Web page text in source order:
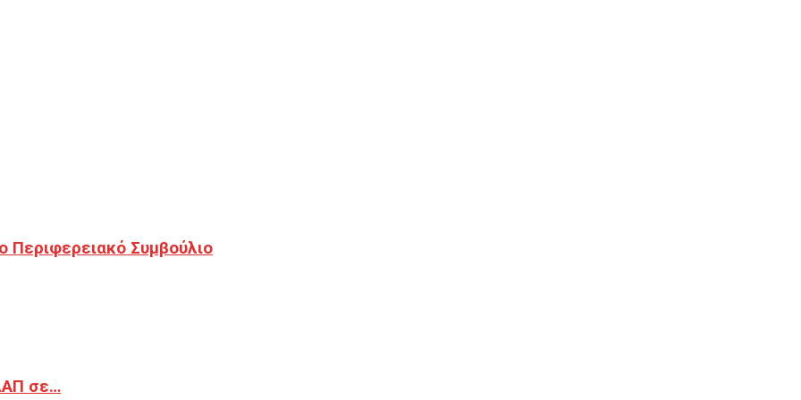
Περιφερειακό Συμβούλιο
σε…